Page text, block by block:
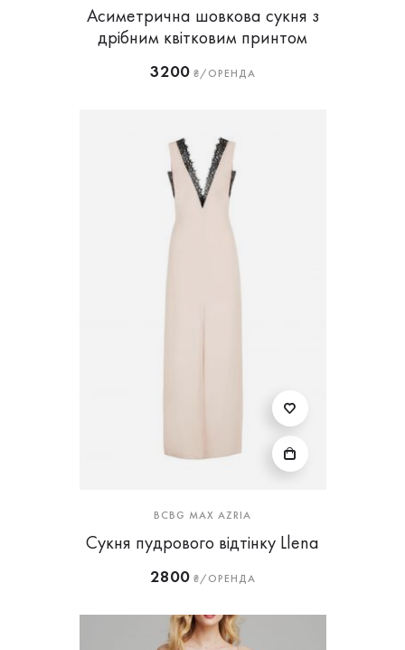
Асиметрична шовкова сукня з
дрібним квітковим принтом
3200₴/ОРЕНДА
BCBG MAX AZRIA
Сукня пудрового відтінку Llena
2800₴/ОРЕНДА